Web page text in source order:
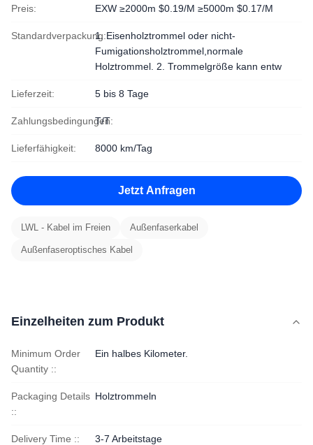
Preis: EXW ≥2000m $0.19/M ≥5000m $0.17/M
Standardverpackung:1. Eisenholztrommel oder nicht-
Fumigationsholztrommel,normale
Holztrommel. 2. Trommelgröße kann entw
Lieferzeit: 5 bis 8 Tage
Zahlungsbedingungen:
T/T
Lieferfähigkeit: 8000 km/Tag
Jetzt Anfragen
LWL - Kabel im Freien Außenfaserkabel
Außenfaseroptisches Kabel
Einzelheiten zum Produkt
Minimum Order
Quantity ::
Ein halbes Kilometer.
Packaging Details
::
Holztrommeln
Delivery Time :: 3-7 Arbeitstage